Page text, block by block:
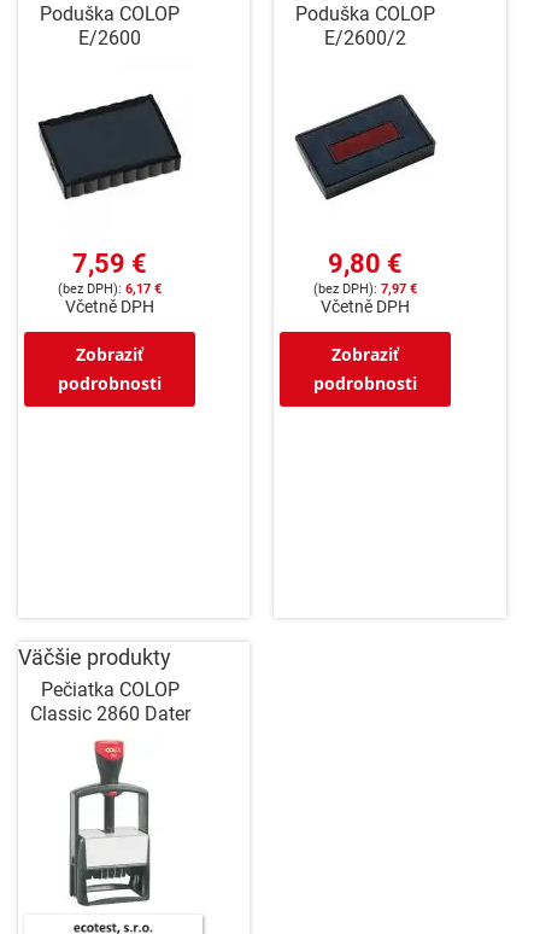
Poduška COLOP
E/2600
7,59 €
6,17 €
Včetně DPH
Zobraziť
podrobnosti
Poduška COLOP
E/2600/2
9,80 €
7,97 €
Včetně DPH
Zobraziť
podrobnosti
Väčšie produkty
Pečiatka COLOP
Classic 2860 Dater